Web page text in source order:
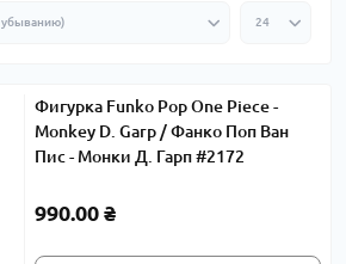
Фигурка Funko Pop One Piece -
Monkey D. Garp / Фанко Поп Ван
Пис - Монки Д. Гарп #2172
990.00 ₴